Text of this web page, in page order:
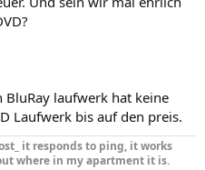
laufwerk hat keine
Laufwerk bis auf den preis.
it responds to ping, it works
where in my apartment it is.